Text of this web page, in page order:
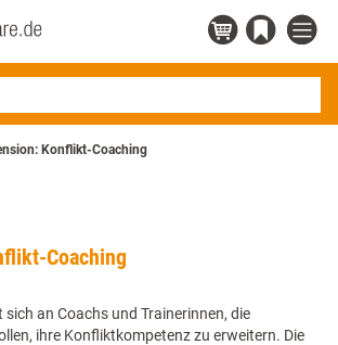
Konflikt-Coaching
Coaching
sich an Coachs und Trainerinnen, die
ihre Konfliktkompetenz zu erweitern. Die